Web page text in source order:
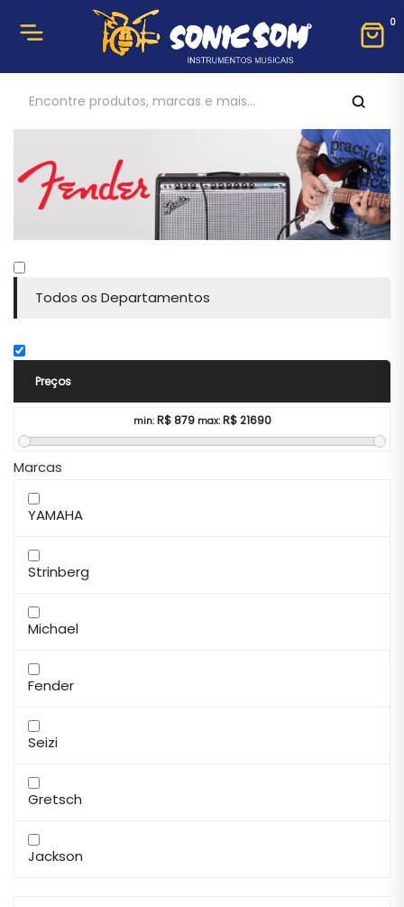
0
Todos os Departamentos
Preços
min: R$ 879 max: R$21690
Marcas
YAMAHA
Strinberg
Michael
Fender
Seizi
Gretsch
Jackson